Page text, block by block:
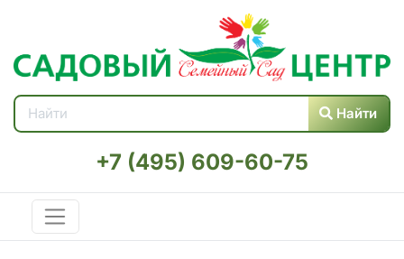
Найти
+7 (495) 609-60-75